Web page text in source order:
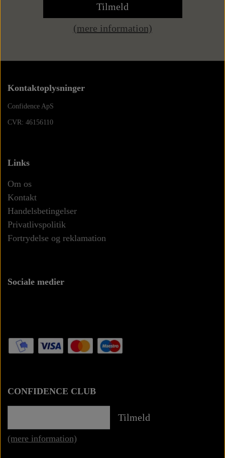
Tilmeld
(mere information)
Kontaktoplysninger
Confidence ApS
CVR: 46156110
Links
Om os
Kontakt
Handelsbetingelser
Privatlivspolitik
Fortrydelse og reklamation
Sociale medier
CONFIDENCE CLUB
Tilmeld
(mere information)